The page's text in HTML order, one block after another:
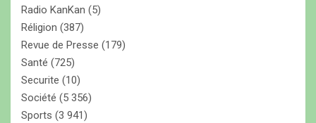
Radio KanKan (5)
Réligion (387)
Revue de Presse (179)
Santé (725)
Securite (10)
Société (5 356)
Sports (3 941)